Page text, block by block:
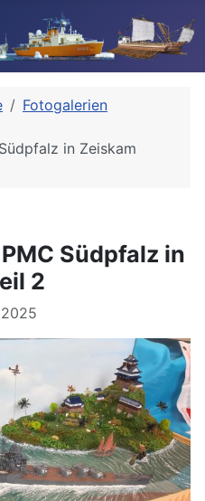
Fotogalerien
in Zeiskam
Südpfalz in
2